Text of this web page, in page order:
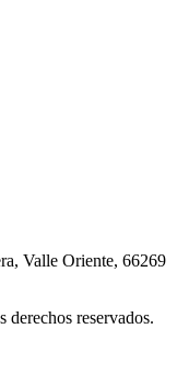
Valle Oriente, 66269
reservados.